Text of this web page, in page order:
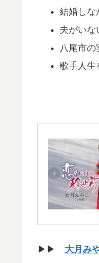
結婚しな
夫がいな
八尾市
歌手人生
▶▶ 大月み